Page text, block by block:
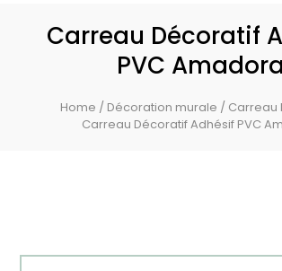
Carreau Décoratif
PVC Amadora
Home / Décoration murale / Carreau
Carreau Décoratif Adhésif PVC